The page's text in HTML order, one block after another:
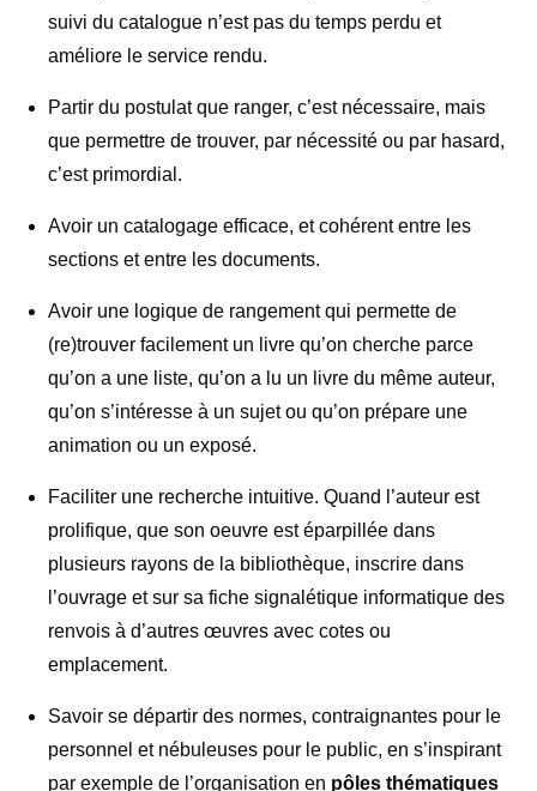
suivi du catalogue n’est pas du temps perdu et
améliore le service rendu.
Partir du postulat que ranger, c’est nécessaire, mais
que permettre de trouver, par nécessité ou par hasard,
c’est primordial.
Avoir un catalogage efficace, et cohérent entre les
sections et entre les documents.
Avoir une logique de rangement qui permette de
(re)trouver facilement un livre qu’on cherche parce
qu’on a une liste, qu’on a lu un livre du même auteur,
qu’on s’intéresse à un sujet ou qu’on prépare une
animation ou un exposé.
Faciliter une recherche intuitive. Quand l’auteur est
prolifique, que son oeuvre est éparpillée dans
plusieurs rayons de la bibliothèque, inscrire dans
l’ouvrage et sur sa fiche signalétique informatique des
renvois à d’autres œuvres avec cotes ou
emplacement.
Savoir se départir des normes, contraignantes pour le
personnel et nébuleuses pour le public, en s’inspirant
par exemple de l’organisation en pôles thématiques